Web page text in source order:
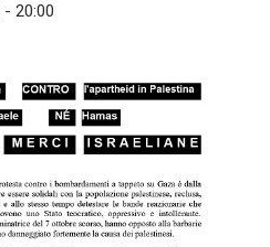
-20:00